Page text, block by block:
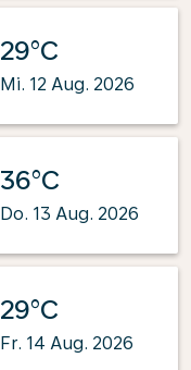
29°C
Mi. 12 Aug. 2026
36°C
Do. 13 Aug. 2026
29°C
Fr. 14 Aug. 2026